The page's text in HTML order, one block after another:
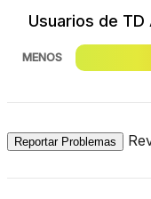
Usuarios de
MENOS
Reportar Problemas